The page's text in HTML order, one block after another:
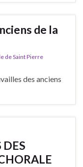
de la
de Saint Pierre
des anciens
DES